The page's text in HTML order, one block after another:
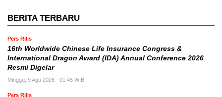
BERITA TERBARU
Pers Rilis
16th Worldwide Chinese Life Insurance Congress &
International Dragon Award (IDA) Annual Conference 2026
Resmi Digelar
Minggu, 9 Agu 2026 - 01:45 WIB
Pers Rilis